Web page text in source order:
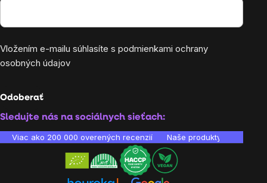
Vložením e-mailu súhlasíte s podmienkami ochrany
osobných údajov
Odoberať
Sledujte nás na sociálnych sieťach:
Viac ako 200 000 overených recenzií Naše produkty sú